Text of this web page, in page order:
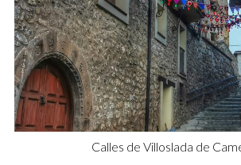
Calles de Villoslada de